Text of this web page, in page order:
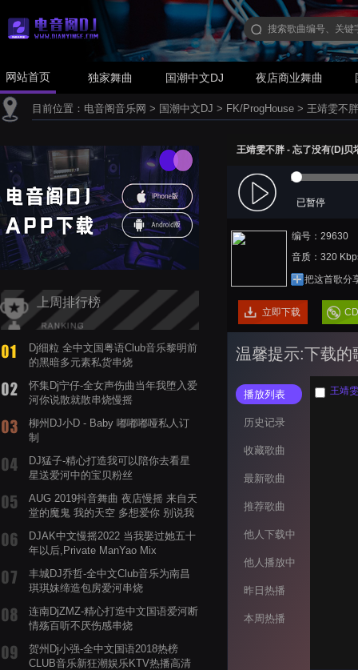
网站首页 独家舞曲 国潮中文DJ 夜店商业舞曲
目前位置： 电音阁音乐网 > 国潮中文DJ > FK/ProgHouse > 王靖雯不
上周排行榜
Dj细粒 全中文国粤语Club音乐黎明前
的黑暗多元素私货串烧
怀集Dj宁仔-全女声伤曲当年我堕入爱
河你说散就散串烧慢摇
柳州DJ小D - Baby 嘟嘟嘟哑私人订
制
DJ猛子-精心打造我可以陪你去看星
星送爱河中的宝贝粉丝
AUG 2019抖音舞曲 夜店慢摇 来自天
堂的魔鬼 我的天空 多想爱你 别说我
DJAK中文慢摇2022 当我娶过她五十
年以后,Private ManYao Mix
丰城DJ乔哲-全中文Club音乐为南昌
琪琪妹缔造包房爱河串烧
连南DjZMZ-精心打造中文国语爱河断
情殇百听不厌伤感串烧
贺州Dj小强-全中文国语2018热榜
CLUB音乐新狂潮娱乐KTV热播高清
王靖雯不胖 - 忘了没有(Dj
已暂停
编号：29630
音质：320
把这首歌分
立即下载
温馨提示:下载的
播放列表
历史记录
收藏歌曲
最新歌曲
推荐歌曲
他人下载中
他人播放中
昨日热播
本周热播
王靖